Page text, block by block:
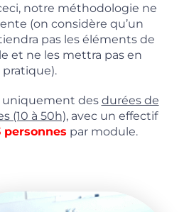
notre méthodologie ne
(on considère qu’un
pas les éléments de
et ne les mettra pas en
pratique).
uniquement des durées de
(10 à 50h), avec un effectif
personnes par module.